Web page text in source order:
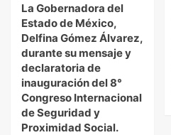
La Gobernadora del
Estado de México,
Delfina Gómez Álvarez,
durante su mensaje y
declaratoria de
inauguración del 8°
Congreso Internacional
de Seguridad y
Proximidad Social.